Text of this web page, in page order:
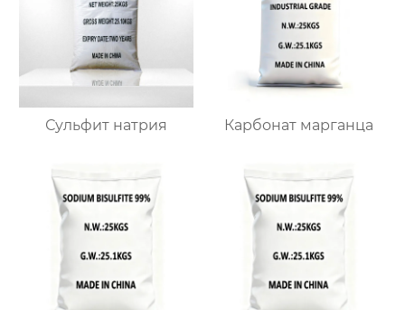
Сульфит натрия Карбонат марганца